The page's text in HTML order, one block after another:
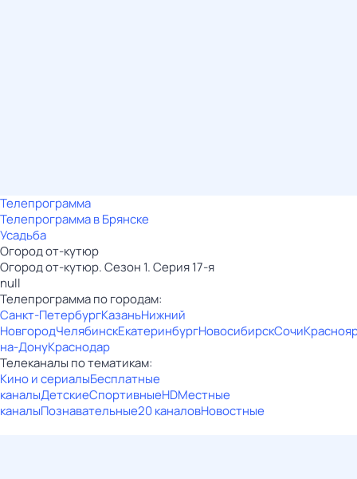
Телепрограмма
Телепрограмма в Брянске
Усадьба
Огород от-кутюр
Огород от-кутюр. Сезон 1. Серия 17-я
null
Телепрограмма по городам:
Санкт-ПетербургКазаньНижний
НовгородЧелябинскЕкатеринбургНовосибирскСочи
на-ДонуКраснодар
Телеканалы по тематикам:
Кино и сериалыБесплатные
каналыДетскиеСпортивныеHDМестные
каналыПознавательные20 каналовНовостные